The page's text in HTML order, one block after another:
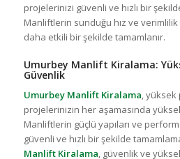
projelerinizi güvenli ve hızlı bir
Manliftlerin sunduğu hız ve
daha etkili bir şekilde tamamlanır.
Umurbey Manlift Kiralama:
Güvenlik
Umurbey Manlift Kiralama, yüksek
projelerinizin her aşamasında
Manliftlerin güçlü yapıları ve
güvenli ve hızlı bir şekilde
Manlift Kiralama, güvenlik ve